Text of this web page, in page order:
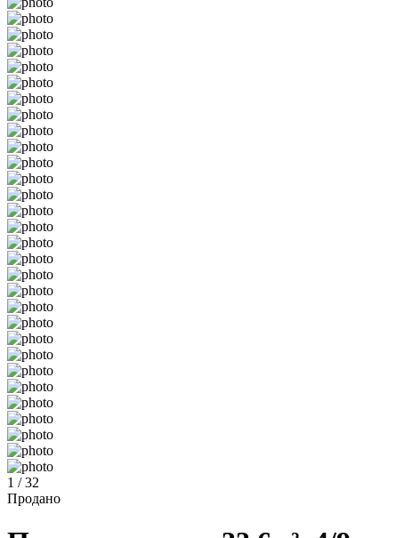
1 / 32
Продано